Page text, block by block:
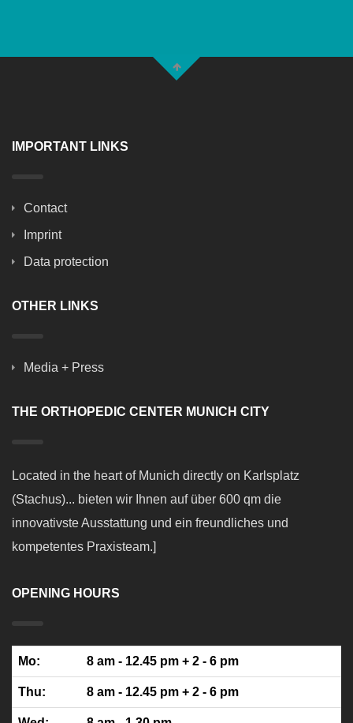
IMPORTANT LINKS
Contact
Imprint
Data protection
OTHER LINKS
Media + Press
THE ORTHOPEDIC CENTER MUNICH CITY
Located in the heart of Munich directly on Karlsplatz
(Stachus)... bieten wir Ihnen auf über 600 qm die
innovativste Ausstattung und ein freundliches und
kompetentes Praxisteam.]
OPENING HOURS
Mo: 8 am - 12.45 pm + 2 - 6 pm
Thu: 8 am - 12.45 pm + 2 - 6 pm